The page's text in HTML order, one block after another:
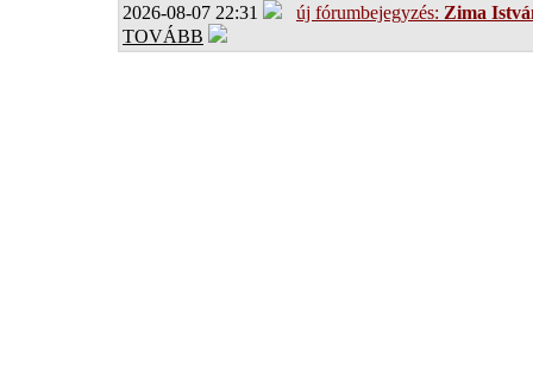
2026-08-07 22:31
új fórumbejegyzés: Zima
TOVÁBB